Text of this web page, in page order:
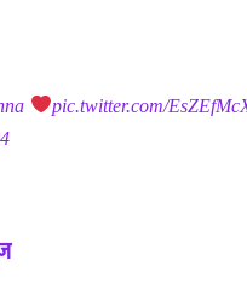
pic.twitter.com/